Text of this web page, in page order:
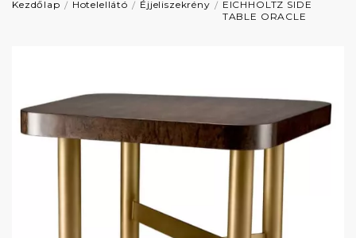
Kezdőlap Hotelellátó Éjjeliszekrény
EICHHOLTZ SIDE
TABLE ORACLE